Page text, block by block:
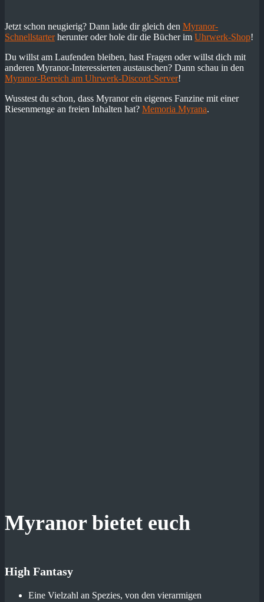
Jetzt schon neugierig? Dann lade dir gleich den Myranor-
Schnellstarterherunter oder hole dir die Bücher im Uhrwerk-Shop!
Du willst am Laufenden bleiben, hast Fragen oder willst dich mit
anderen Myranor-Interessierten austauschen? Dann schau in den
Myranor-Bereich am Uhrwerk-Discord-Server!
Wusstest du schon, dass Myranor ein eigenes Fanzine mit einer
Riesenmenge an freien Inhalten hat? Memoria Myrana.
Myranor bietet euch
High Fantasy
Eine Vielzahl an Spezies, von den vierarmigen